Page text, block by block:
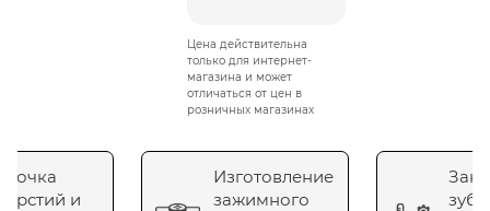
Цена действительна
только для интернет-
магазина и может
отличаться от цен в
розничных магазинах
и
Изготовление
зажимного